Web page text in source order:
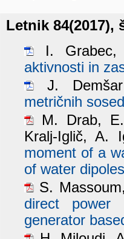
Letnik 84(2017),
I.
aktivnosti in
J.
metričnih
M. Drab, E.
Kralj-Iglič, A.
moment of a
of water
S.
direct power
generator